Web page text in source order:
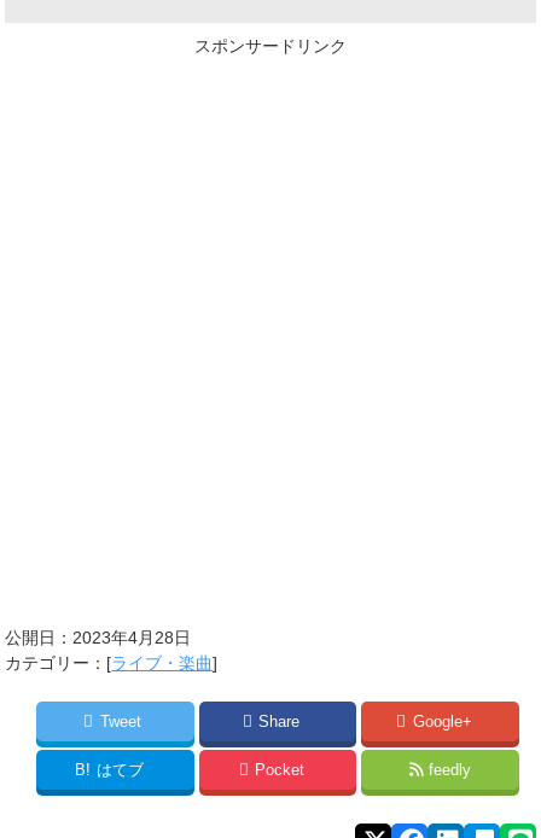
スポンサードリンク
公開日： 2023年4月28日
カテゴリー：[ライブ・楽曲]
Tweet Share Google+
B! はてブ Pocket feedly